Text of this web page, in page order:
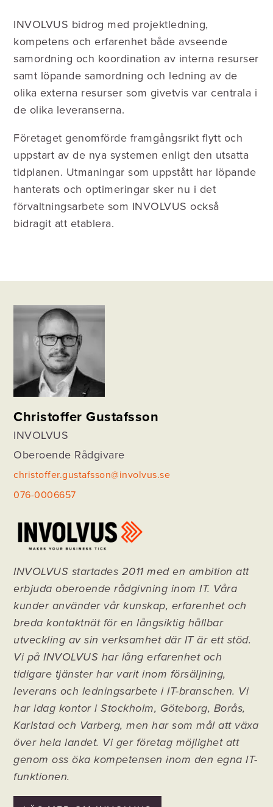
INVOLVUS bidrog med projektledning,
kompetens och erfarenhet både avseende
samordning och koordination av interna resurser
samt löpande samordning och ledning av de
olika externa resurser som givetvis var centrala i
de olika leveranserna.
Företaget genomförde framgångsrikt flytt och
uppstart av de nya systemen enligt den utsatta
tidplanen. Utmaningar som uppstått har löpande
hanterats och optimeringar sker nu i det
förvaltningsarbete som INVOLVUS också
bidragit att etablera.
Christoffer Gustafsson
INVOLVUS
Oberoende Rådgivare
christoffer.gustafsson@involvus.se
076-0006657
INVOLVUS startades 2011 med en ambition att
erbjuda oberoende rådgivning inom IT. Våra
kunder använder vår kunskap, erfarenhet och
breda kontaktnät för en långsiktig hållbar
utveckling av sin verksamhet där IT är ett stöd.
Vi på INVOLVUS har lång erfarenhet och
tidigare tjänster har varit inom försäljning,
leverans och ledningsarbete i IT-branschen. Vi
har idag kontor i Stockholm, Göteborg, Borås,
Karlstad och Varberg, men har som mål att växa
över hela landet. Vi ger företag möjlighet att
genom oss öka kompetensen inom den egna IT-
funktionen.